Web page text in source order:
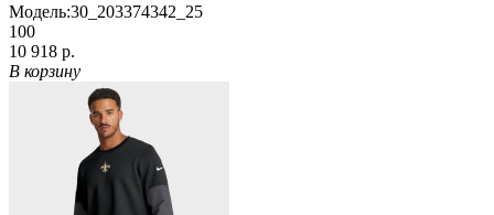
Модель:30_203374342_25
100
10 918 р.
В корзину